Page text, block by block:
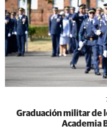
Graduación militar de
Academia